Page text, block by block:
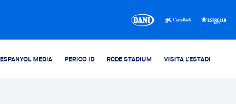
ESPANYOL MEDIA PERICO ID RCDE STADIUM VISITA L'ESTADI